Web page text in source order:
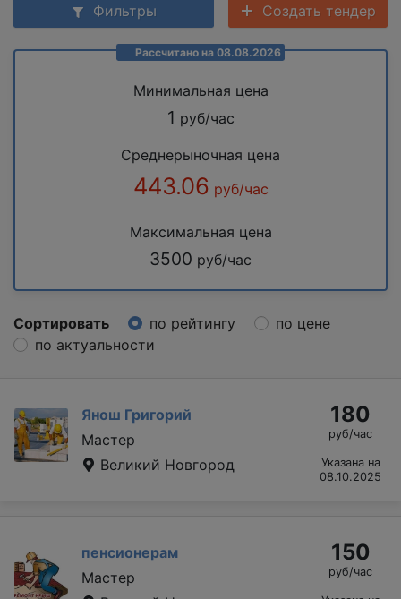
Фильтры Создать тендер
Рассчитано на 08.08.2026
Минимальная цена
1 руб/час
Среднерыночная цена
443.06 руб/час
Максимальная цена
3500 руб/час
Сортировать по рейтингу
по цене
по актуальности
Янош Григорий
Мастер
Великий Новгород
180
руб/час
Указана на
08.10.2025
пенсионерам
Мастер
150
руб/час